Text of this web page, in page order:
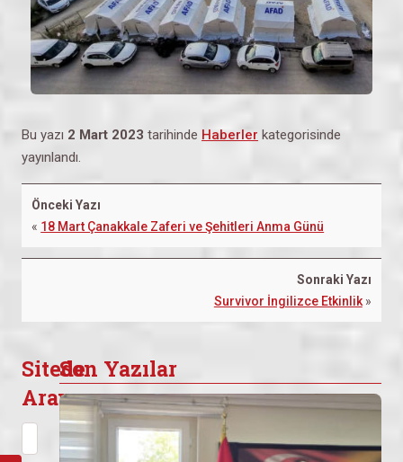
Bu yazı 2 Mart 2023 tarihinde Haberler kategorisinde
yayınlandı.
Önceki Yazı
« 18 Mart Çanakkale Zaferi ve Şehitleri Anma Günü
Sonraki Yazı
Survivor İngilizce Etkinlik»
Sitede
Arayın
Arama:
Son Yazılar